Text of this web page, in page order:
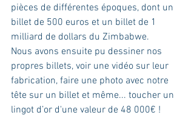
pièces de différentes époques, dont un
billet de 500 euros et un billet de 1
milliard de dollars du Zimbabwe.
Nous avons ensuite pu dessiner nos
propres billets, voir une vidéo sur leur
fabrication, faire une photo avec notre
tête sur un billet et même... toucher un
lingot d’or d'une valeur de 48 000€ !